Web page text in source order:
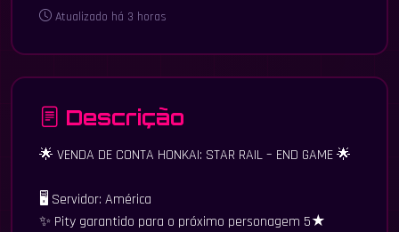
Atualizado há 3 horas
Descrição
🌟 VENDA DE CONTA HONKAI: STAR RAIL – END GAME 🌟
🖥️ Servidor: América
✨ Pity garantido para o próximo personagem 5★